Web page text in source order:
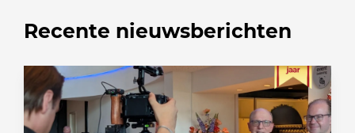
Recente nieuwsberichten